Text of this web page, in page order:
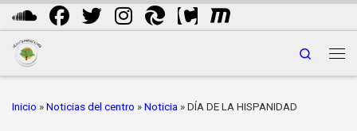
Saltar al contenido
Search
Inicio » Noticias del centro » Noticia » DÍA DE LA HISPANIDAD